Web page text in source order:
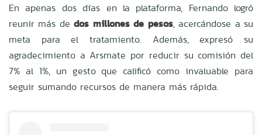
En apenas dos días en la plataforma, Fernando logró
reunir más dedos millones de pesos, acercándose a su
meta para el tratamiento. Además, expresó su
agradecimiento a Arsmate por reducir su comisión del
7% al 1%, un gesto que calificó como invaluable para
seguir sumando recursos de manera más rápida.